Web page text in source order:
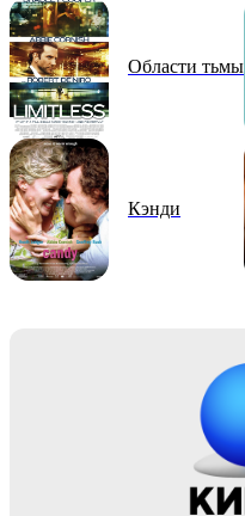
Области тьмы
Кэнди